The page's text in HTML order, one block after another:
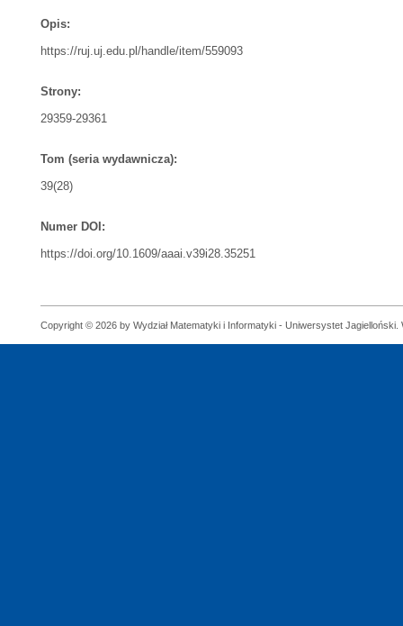
Opis:
https://ruj.uj.edu.pl/handle/item/559093
Strony:
29359-29361
Tom (seria wydawnicza):
39(28)
Numer DOI:
https://doi.org/10.1609/aaai.v39i28.35251
Copyright © 2026 by Wydział Matematyki i Informatyki - Uniwersystet